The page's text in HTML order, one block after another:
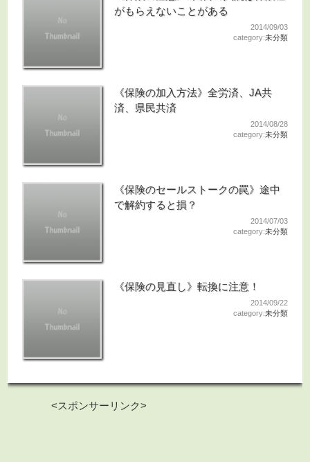
がもらえないことがある
2014/09/03
category:未分類
《保険の加入方法》全労済、JA共
済、県民共済
2014/08/28
category:未分類
《保険のセールストークの罠》途中
で解約すると損？
2014/07/03
category:未分類
《保険の見直し》転換に注意！
2014/09/22
category:未分類
<スポンサーリンク>